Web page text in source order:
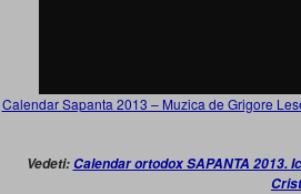
Calendar Sapanta 2013 – Muzica de Grigore
Vedeti: Calendar ortodox SAPANTA 2013.